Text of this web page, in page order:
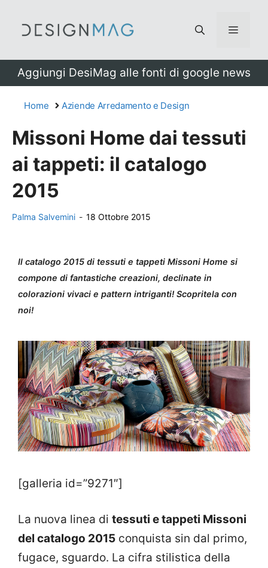
Menu
Aggiungi DesiMag alle fonti di google news
Home Aziende Arredamento e Design
Missoni Home dai tessuti
ai tappeti: il catalogo
2015
Palma Salvemini - 18 Ottobre 2015
Il catalogo 2015 di tessuti e tappeti Missoni Home si
compone di fantastiche creazioni, declinate in
colorazioni vivaci e pattern intriganti! Scopritela con
noi!
[galleria id=”9271″]
La nuova linea di tessuti e tappeti Missoni
del catalogo 2015 conquista sin dal primo,
fugace, sguardo. La cifra stilistica della